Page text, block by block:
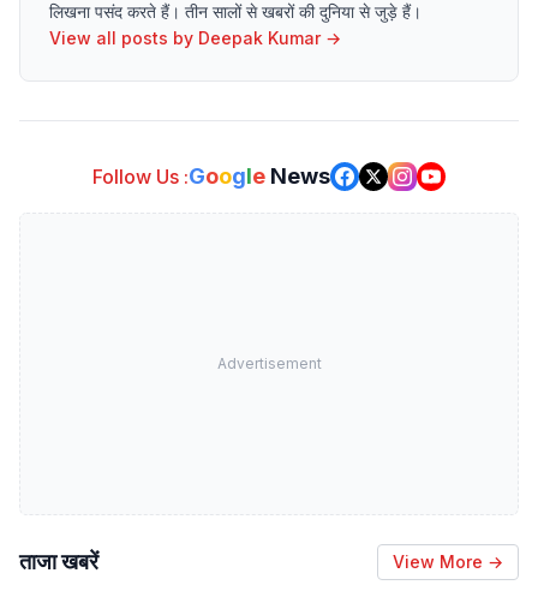
लिखना पसंद करते हैं। तीन सालों से खबरों की दुनिया से जुड़े हैं।
View all posts by Deepak Kumar→
Follow Us :Google News
Advertisement
ताजा खबरें View More →